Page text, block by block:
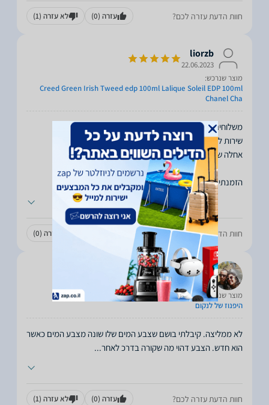
חוות הדעת עזרה לכם? עזרה (0) לא עזרה (1)
liorzb
22.06.2023
מוצר שנרכש:
Creed Green Irish Tweed edp 100ml Lalique Soleil EDP 100ml
Chanel Cha
הזמנתי Creed ...
חוות הדעת עזרה לכם? לא עזרה (0)
אלעד ורעיה
17.04.2023
מוצר שנרכש:
היפנוז של לנקום
לא ממליצה. קיבלתי בושם שצבע המים שלו שונה מצבע המים כאשר
הוא חדש. הצבע דהוי מה שקורה בדרכ לאחר...
חוות הדעת עזרה לכם? עזרה (0) לא עזרה (1)